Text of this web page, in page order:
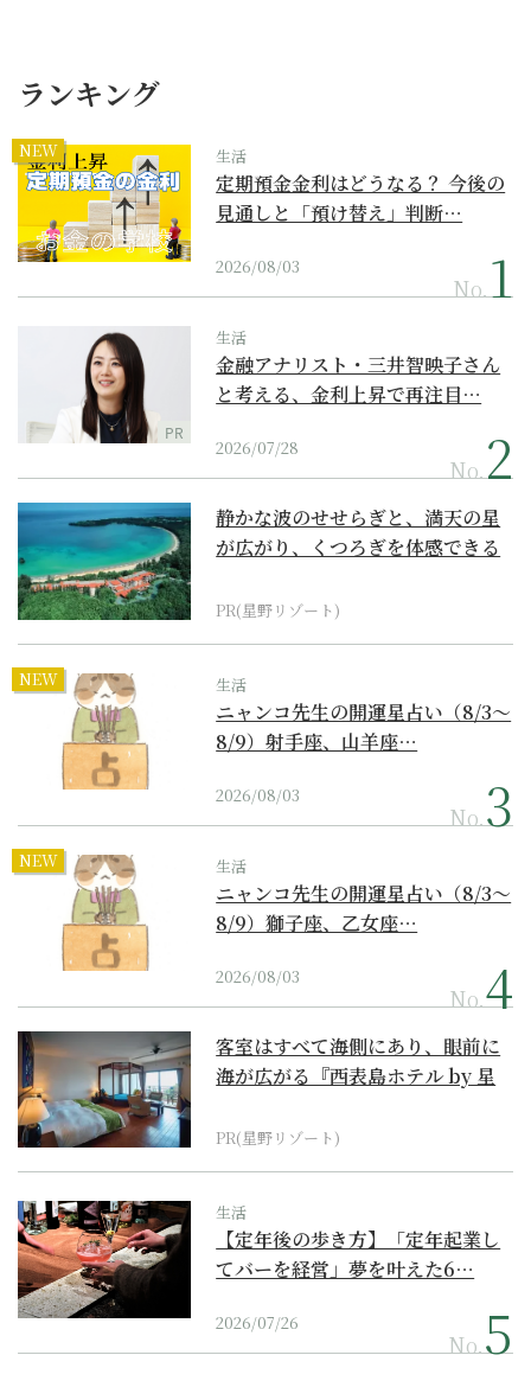
ランキング
NEW 生活
定期預金金利はどうなる？ 今後の
見通しと「預け替え」判断…
2026/08/03
No.
PR
生活
金融アナリスト・三井智映子さん
と考える、金利上昇で再注目…
2026/07/28
No.
静かな波のせせらぎと、満天の星
が広がり、くつろぎを体感できる
PR(星野リゾート)
NEW 生活
ニャンコ先生の開運星占い（8/3～
8/9）射手座、山羊座…
2026/08/03
No.
NEW 生活
ニャンコ先生の開運星占い（8/3～
8/9）獅子座、乙女座…
2026/08/03
No.
客室はすべて海側にあり、眼前に
海が広がる『西表島ホテル by 星
PR(星野リゾート)
生活
【定年後の歩き方】「定年起業し
てバーを経営」夢を叶えた6…
2026/07/26
No.